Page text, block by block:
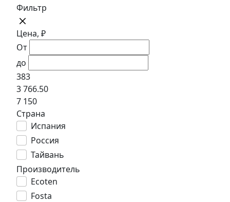
Фильтр
Цена, ₽
От
до
383
3 766.50
7 150
Страна
Испания
Россия
Тайвань
Производитель
Ecoten
Fosta